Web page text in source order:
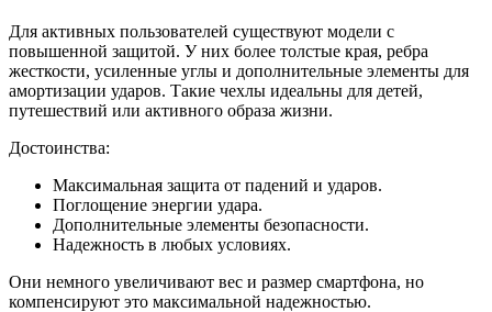
Для активных пользователей существуют модели с
повышенной защитой. У них более толстые края, ребра
жесткости, усиленные углы и дополнительные элементы для
амортизации ударов. Такие чехлы идеальны для детей,
путешествий или активного образа жизни.
Достоинства:
Максимальная защита от падений и ударов.
Поглощение энергии удара.
Дополнительные элементы безопасности.
Надежность в любых условиях.
Они немного увеличивают вес и размер смартфона, но
компенсируют это максимальной надежностью.